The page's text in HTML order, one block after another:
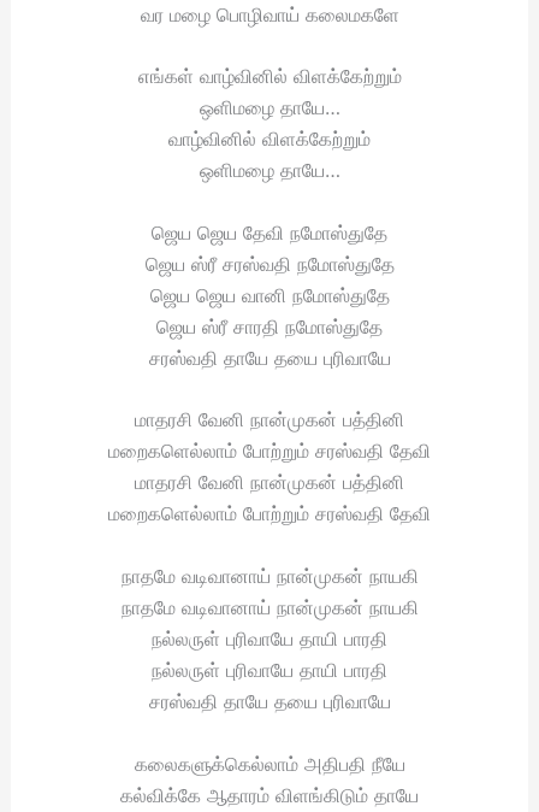
வர மழை பொழிவாய் கலைமகளே
எங்கள் வாழ்வினில் விளக்கேற்றும்
ஒளிமழை தாயே…
வாழ்வினில் விளக்கேற்றும்
ஒளிமழை தாயே…
ஜெய ஜெய தேவி நமோஸ்துதே
ஜெய ஸ்ரீ சரஸ்வதி நமோஸ்துதே
ஜெய ஜெய வானி நமோஸ்துதே
ஜெய ஸ்ரீ சாரதி நமோஸ்துதே
சரஸ்வதி தாயே தயை புரிவாயே
மாதரசி வேனி நான்முகன் பத்தினி
மறைகளெல்லாம் போற்றும் சரஸ்வதி தேவி
மாதரசி வேனி நான்முகன் பத்தினி
மறைகளெல்லாம் போற்றும் சரஸ்வதி தேவி
நாதமே வடிவானாய் நான்முகன் நாயகி
நாதமே வடிவானாய் நான்முகன் நாயகி
நல்லருள் புரிவாயே தாயி பாரதி
நல்லருள் புரிவாயே தாயி பாரதி
சரஸ்வதி தாயே தயை புரிவாயே
கலைகளுக்கெல்லாம் அதிபதி நீயே
கல்விக்கே ஆதாரம் விளங்கிடும் தாயே